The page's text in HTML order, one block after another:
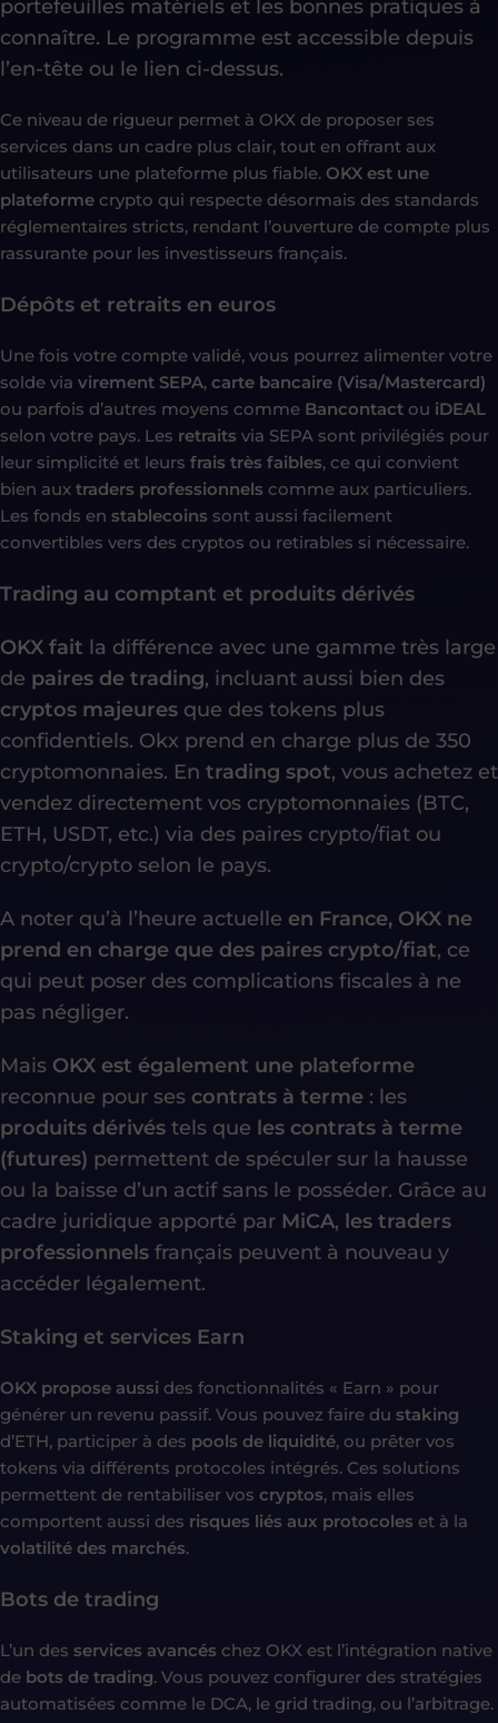
portefeuilles matériels et les bonnes pratiques à
connaître. Le programme est accessible depuis
l’en-tête ou le lien ci-dessus.
Ce niveau de rigueur permet à OKX de proposer ses
services dans un cadre plus clair, tout en offrant aux
utilisateurs une plateforme plus fiable. OKX est une
plateforme crypto qui respecte désormais des standards
réglementaires stricts, rendant l’ouverture de compte plus
rassurante pour les investisseurs français.
Dépôts et retraits en euros
Une fois votre compte validé, vous pourrez alimenter votre
solde via virement SEPA, carte bancaire (Visa/Mastercard)
ou parfois d’autres moyens comme Bancontact ou iDEAL
selon votre pays. Les retraits via SEPA sont privilégiés pour
leur simplicité et leurs frais très faibles, ce qui convient
bien aux traders professionnels comme aux particuliers.
Les fonds en stablecoins sont aussi facilement
convertibles vers des cryptos ou retirables si nécessaire.
Trading au comptant et produits dérivés
OKX fait la différence avec une gamme très large
de paires de trading, incluant aussi bien des
cryptos majeures que des tokens plus
confidentiels. Okx prend en charge plus de 350
cryptomonnaies. En trading spot, vous achetez et
vendez directement vos cryptomonnaies (BTC,
ETH, USDT, etc.) via des paires crypto/fiat ou
crypto/crypto selon le pays.
A noter qu’à l’heure actuelle en France, OKX ne
prend en charge que des paires crypto/fiat, ce
qui peut poser des complications fiscales à ne
pas négliger.
Mais OKX est également une plateforme
reconnue pour ses contrats à terme : les
produits dérivés tels que les contrats à terme
(futures) permettent de spéculer sur la hausse
ou la baisse d’un actif sans le posséder. Grâce au
cadre juridique apporté par MiCA, les traders
professionnels français peuvent à nouveau y
accéder légalement.
Staking et services Earn
OKX propose aussi des fonctionnalités « Earn » pour
générer un revenu passif. Vous pouvez faire du staking
d’ETH, participer à des pools de liquidité, ou prêter vos
tokens via différents protocoles intégrés. Ces solutions
permettent de rentabiliser vos cryptos, mais elles
comportent aussi des risques liés aux protocoles et à la
volatilité des marchés.
Bots de trading
L’un des services avancés chez OKX est l’intégration native
de bots de trading. Vous pouvez configurer des stratégies
automatisées comme le DCA, le grid trading, ou l’arbitrage.